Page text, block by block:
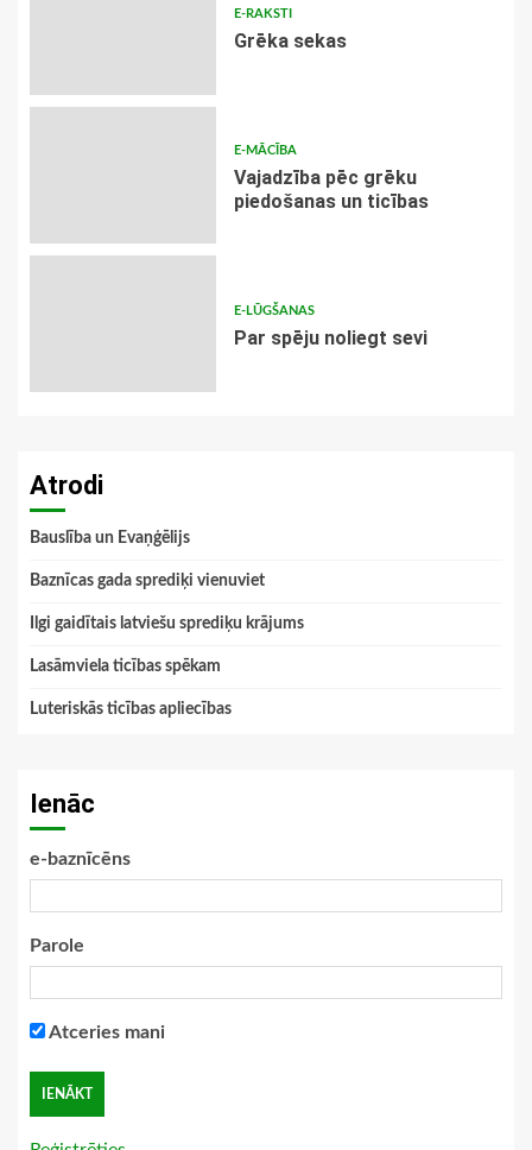
E-RAKSTI
Grēka sekas
E-MĀCĪBA
Vajadzība pēc grēku
piedošanas un ticības
E-LŪGŠANAS
Par spēju noliegt sevi
Atrodi
Bauslība un Evaņģēlijs
Baznīcas gada sprediķi vienuviet
Ilgi gaidītais latviešu sprediķu krājums
Lasāmviela ticības spēkam
Luteriskās ticības apliecības
Ienāc
e-baznīcēns
Parole
Atceries mani